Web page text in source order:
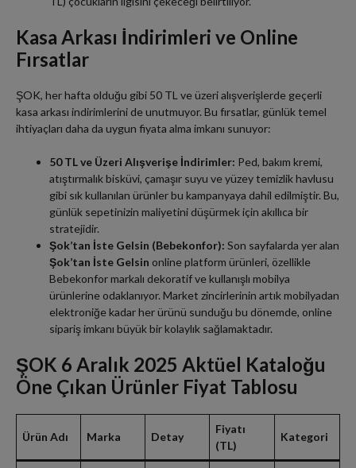
Kasa Arkası İndirimleri ve Online
Fırsatlar
ŞOK, her hafta olduğu gibi 50 TL ve üzeri alışverişlerde geçerli
kasa arkası indirimlerini de unutmuyor. Bu fırsatlar, günlük temel
ihtiyaçları daha da uygun fiyata alma imkanı sunuyor:
50 TL ve Üzeri Alışverişe İndirimler: Ped, bakım kremi,
atıştırmalık bisküvi, çamaşır suyu ve yüzey temizlik havlusu
gibi sık kullanılan ürünler bu kampanyaya dahil edilmiştir. Bu,
günlük sepetinizin maliyetini düşürmek için akıllıca bir
stratejidir.
Şok’tan İste Gelsin (Bebekonfor): Son sayfalarda yer alan
Şok’tan İste Gelsin online platform ürünleri, özellikle
Bebekonfor markalı dekoratif ve kullanışlı mobilya
ürünlerine odaklanıyor. Market zincirlerinin artık mobilyadan
elektroniğe kadar her ürünü sunduğu bu dönemde, online
sipariş imkanı büyük bir kolaylık sağlamaktadır.
ŞOK 6 Aralık 2025 Aktüel Kataloğu
Öne Çıkan Ürünler Fiyat Tablosu
Ürün Adı Marka Detay
Fiyatı
(TL)
Kategori